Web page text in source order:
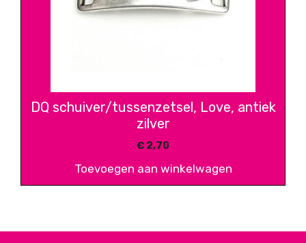
DQ schuiver/tussenzetsel, Love, antiek
zilver
€ 2,70
Toevoegen aan winkelwagen